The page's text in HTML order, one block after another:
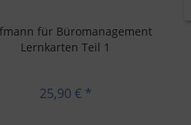
für Büromanagement
Lernkarten Teil 1
25,90 € *